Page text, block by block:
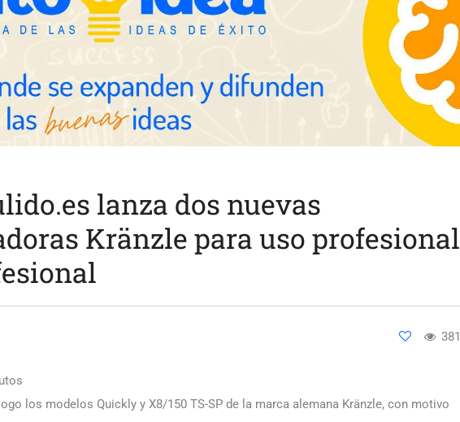
lanza dos nuevas
Kränzle para uso profesional
381
los modelos Quickly y X8/150 TS-SP de la marca alemana Kränzle, con motivo